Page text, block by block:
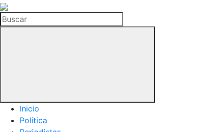
La
Hemeroteca
del
Buscar
Inicio
Política